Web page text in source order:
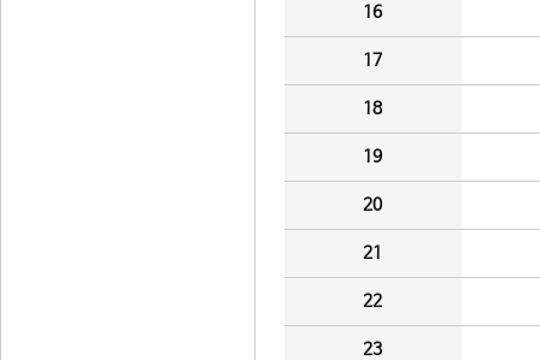
16
17
18
19
20
21
22
23